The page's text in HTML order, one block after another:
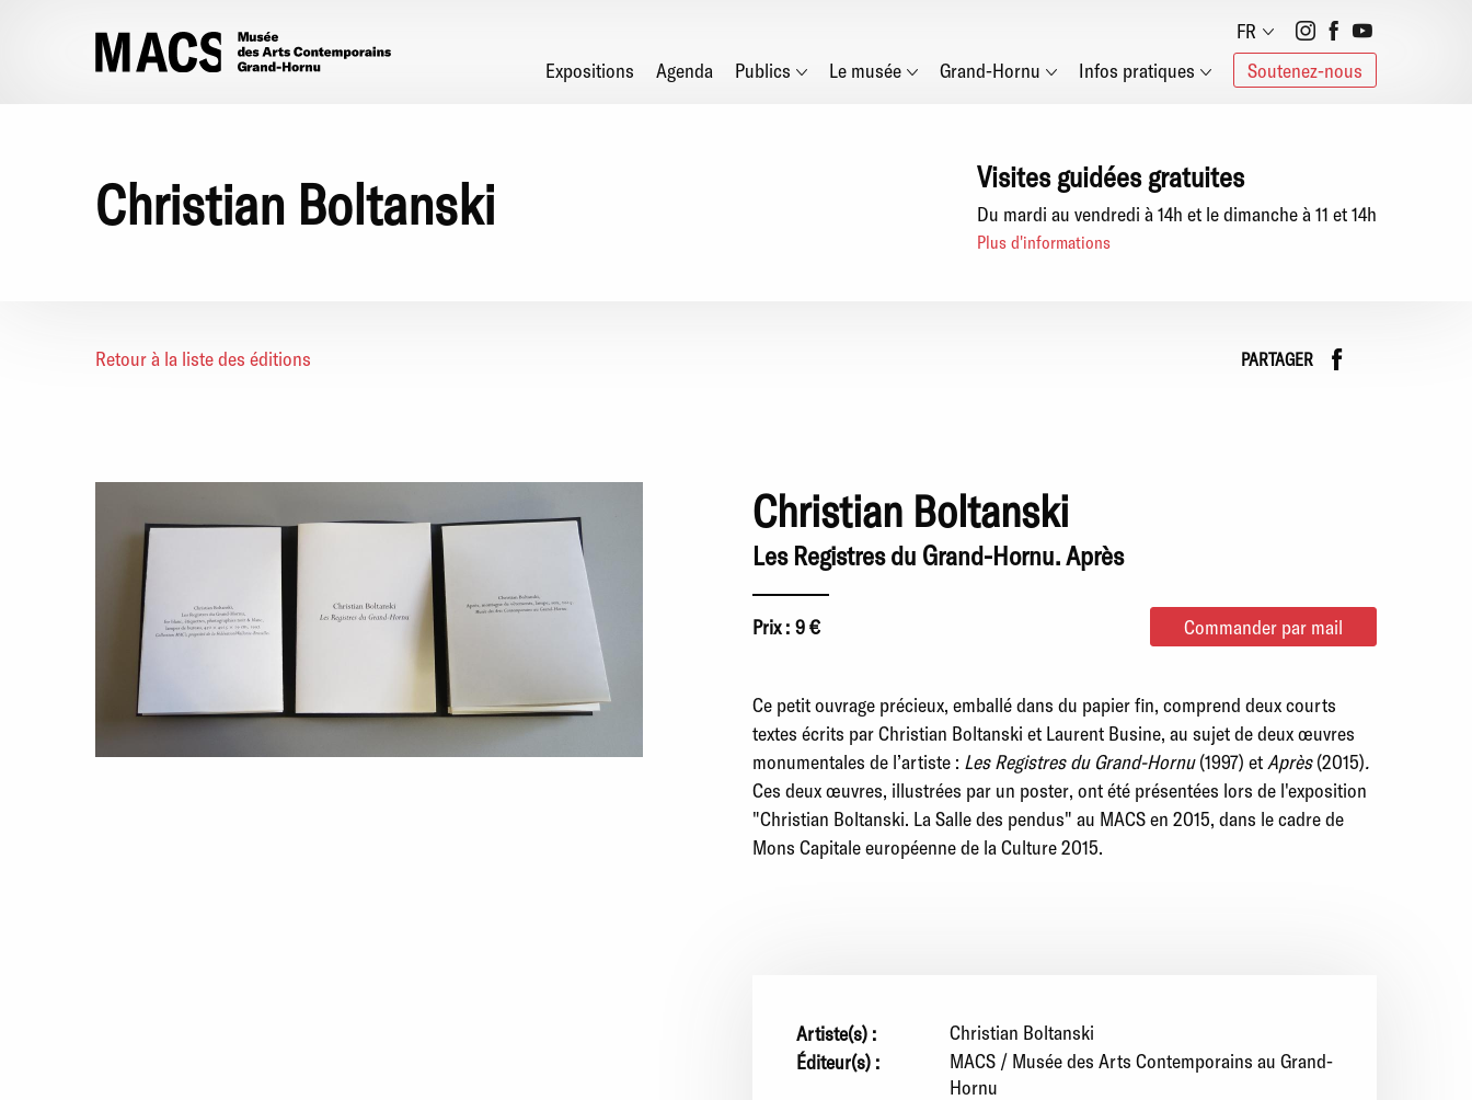
FR
Social
networks
Main
Expositions Agenda Publics Le musée Grand-Hornu Infos pratiques Soutenez-nous
Christian Boltanski Visites guidées gratuites
Du mardi au vendredi à 14h et le dimanche à 11 et 14h
Plus d'informations
Retour à la liste des éditions PARTAGER
Christian Boltanski
Les Registres du Grand-Hornu. Après
Prix : 9 € Commander par mail
Ce petit ouvrage précieux, emballé dans du papier fin, comprend deux courts
textes écrits par Christian Boltanski et Laurent Busine, au sujet de deux œuvres
monumentales de l’artiste : Les Registres du Grand-Hornu(1997) et Après(2015).
Ces deux œuvres, illustrées par un poster, ont été présentées lors de l'exposition
"Christian Boltanski. La Salle des pendus" au MACS en 2015, dans le cadrede
Mons Capitale européenne de la Culture 2015.
Artiste(s) :
Christian Boltanski
Éditeur(s) :
MACS / Musée des Arts Contemporains au Grand-
Hornu